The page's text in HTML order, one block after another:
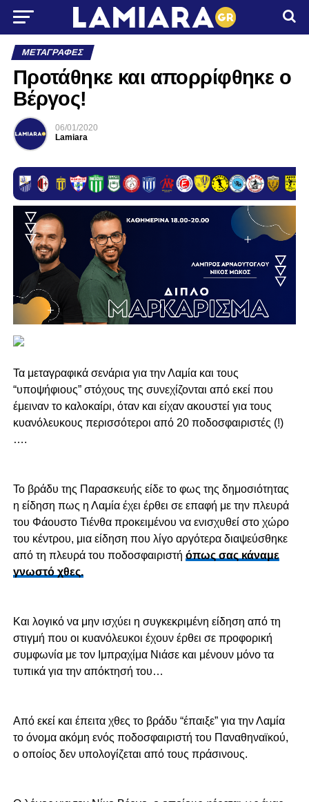
ΜΕΤΑΓΡΑΦΈΣ
Προτάθηκε και απορρίφθηκε ο
Βέργος!
06/01/2020
Lamiara
Τα μεταγραφικά σενάρια για την Λαμία και τους
“υποψήφιους” στόχους της συνεχίζονται από εκεί που
έμειναν το καλοκαίρι, όταν και είχαν ακουστεί για τους
κυανόλευκους περισσότεροι από 20 ποδοσφαιριστές (!)
….
Το βράδυ της Παρασκευής είδε το φως της δημοσιότητας
η είδηση πως η Λαμία έχει έρθει σε επαφή με την πλευρά
του Φάουστο Τιένθα προκειμένου να ενισχυθεί στο χώρο
του κέντρου, μια είδηση που λίγο αργότερα διαψεύσθηκε
από τη πλευρά του ποδοσφαιριστή όπως σας κάναμε
γνωστό χθες.
Και λογικό να μην ισχύει η συγκεκριμένη είδηση από τη
στιγμή που οι κυανόλευκοι έχουν έρθει σε προφορική
συμφωνία με τον Ιμπραχίμα Νιάσε και μένουν μόνο τα
τυπικά για την απόκτησή του…
Από εκεί και έπειτα χθες το βράδυ “έπαιξε” για την Λαμία
το όνομα ακόμη ενός ποδοσφαιριστή του Παναθηναϊκού,
ο οποίος δεν υπολογίζεται από τους πράσινους.